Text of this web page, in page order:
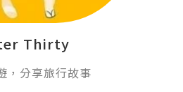
Thirty
，分享旅行故事